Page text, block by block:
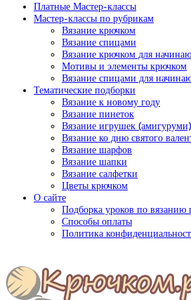
Платные Мастер-классы
Мастер-классы по рубрикам
Вязание крючком
Вязание спицами
Вязание крючком для
Мотивы и элементы крючком
Вязание спицами для
Тематические подборки
Вязание к новому году
Вязание пинеток
Вязание игрушек (амигуруми)
Вязание ко дню святого
Вязание шарфов
Вязание шапки
Вязание салфетки
Цветы крючком
О сайте
Подборка уроков по вязанию
Способы оплаты
Политика